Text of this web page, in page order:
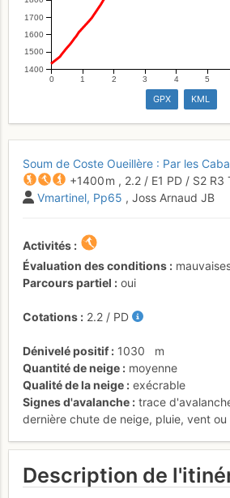
1400
1500
1600
1700
0 1 2 3 4 5
GPX KML
Soum de Coste Oueillère : Par les
+1400 m , 2.2 / E1 PD / S2 R3
Vmartinel Pp65 , Joss Arnaud JB
Activités
Évaluation des conditions
Parcours partiel
oui
Cotations 2.2 / PD
Dénivelé positif 1030
m
Quantité de neige
moyenne
Qualité de la neige
exécrable
Signes d'avalanche
trace
dernière chute de neige, pluie, vent ou
Description de